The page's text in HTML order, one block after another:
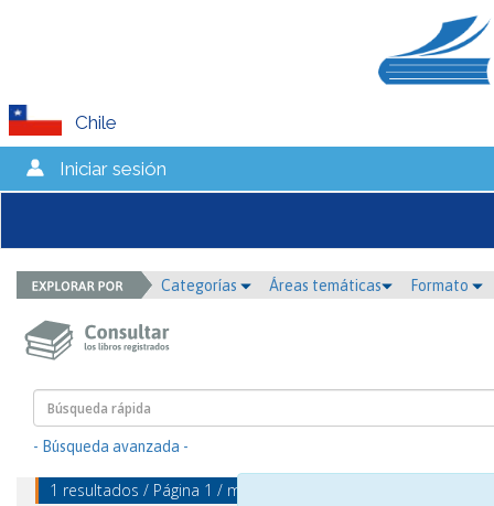
Chile
Iniciar sesión
Categorías Áreas temáticas Formato
- Búsqueda avanzada -
1 resultados / Página 1 / mostrando 1 - 1